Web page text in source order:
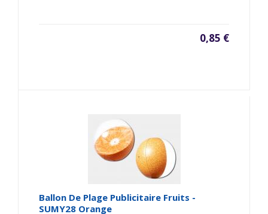
0,85 €
Ballon De Plage Publicitaire Fruits -
SUMY28 Orange